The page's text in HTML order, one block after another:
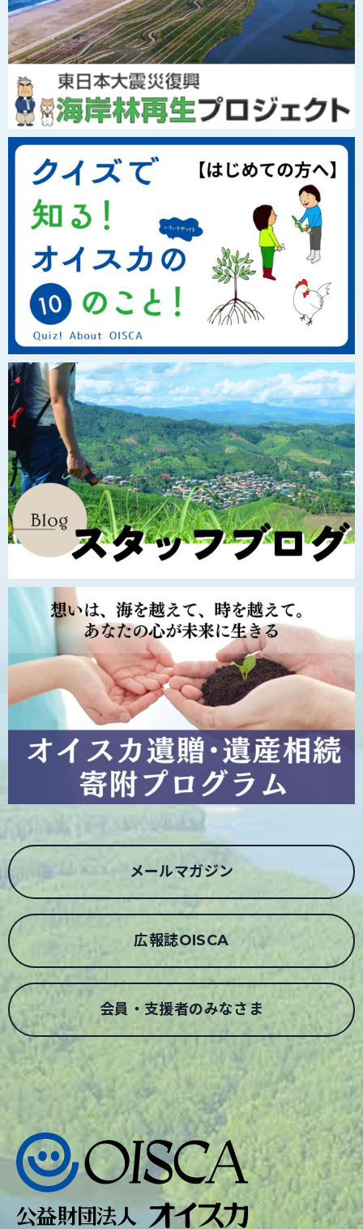
メールマガジン
広報誌OISCA
会員・支援者のみなさま